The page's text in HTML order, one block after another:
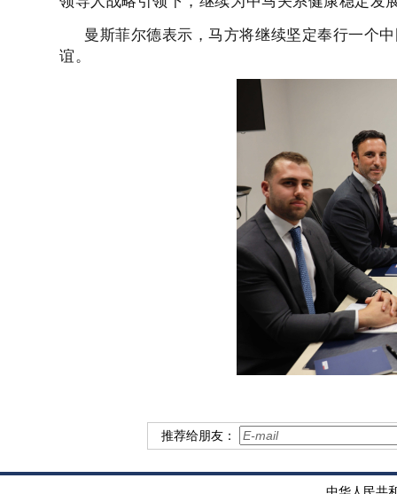
曼斯菲尔德表示，马方将继续坚定奉行一个
谊。
推荐给朋友：